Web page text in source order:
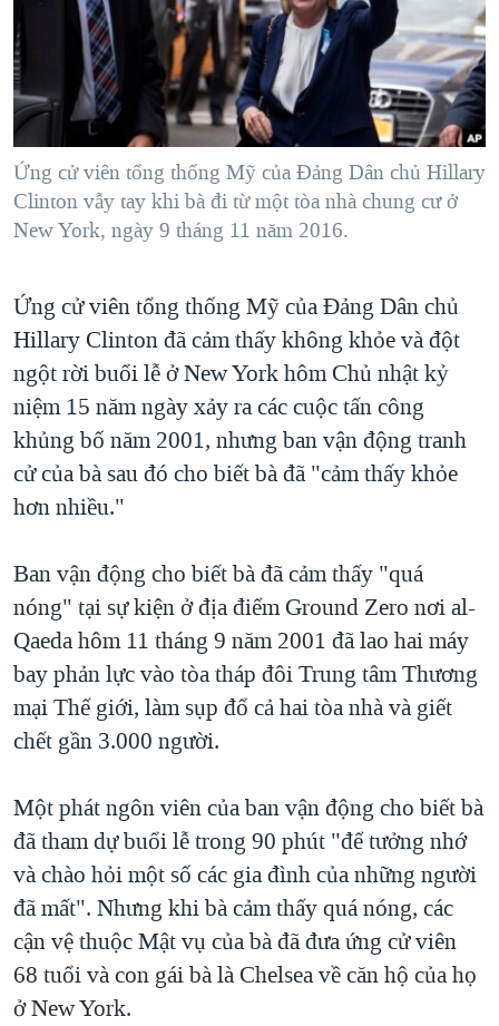
"Tìm"
NGƯỜI VIỆT HẢI NGOẠI
ĐỜI SỐNG
KINH TẾ
KHOA HỌC
SỨC KHOẺ
VĂN HOÁ
GIÁO DỤC
HÀNH TRÌNH BẦU CỬ 2024
MỘT NĂM CHIẾN TRANH TẠI DẢI GAZA
GIẢI MÃ VÀNH ĐAI & CON ĐƯỜNG
NGÀY TỊ NẠN THẾ GIỚI
TRỊNH VĨNH BÌNH - NGƯỜI HẠ 'BÊN THẮNG CUỘC'
GROUND ZERO – XƯA VÀ NAY
CÁC GIÁ TRỊ CỘNG HÒA Ở VIỆT NAM
THƯỢNG ĐỈNH TRUMP-KIM TẠI VIỆT NAM
TRỊNH VĨNH BÌNH VS. CHÍNH PHỦ VIỆT NAM
NGƯ DÂN VIỆT VÀ LÀN SÓNG TRỘM HẢI SÂM
BÊN KIA QUỐC LỘ: TIẾNG VỌNG TỪ NÔNG THÔN MỸ
MẠNG XÃ HỘI
Ngôn ngữ khác
Ứng cử viên tổng thống Mỹ của Đảng Dân chủ Hillary
Clinton vẫy tay khi bà đi từ một tòa nhà chung cư ở
New York, ngày 9 tháng 11 năm 2016.
Ứng cử viên tổng thống Mỹ của Đảng Dân chủ
Hillary Clinton đã cảm thấy không khỏe và đột
ngột rời buổi lễ ở New York hôm Chủ nhật kỷ
niệm 15 năm ngày xảy ra các cuộc tấn công
khủng bố năm 2001, nhưng ban vận động tranh
cử của bà sau đó cho biết bà đã "cảm thấy khỏe
hơn nhiều."
Ban vận động cho biết bà đã cảm thấy "quá
nóng" tại sự kiện ở địa điểm Ground Zero nơi al-
Qaeda hôm 11 tháng 9 năm 2001 đã lao hai máy
bay phản lực vào tòa tháp đôi Trung tâm Thương
mại Thế giới, làm sụp đổ cả hai tòa nhà và giết
chết gần 3.000 người.
Một phát ngôn viên của ban vận động cho biết bà
đã tham dự buổi lễ trong 90 phút "để tưởng nhớ
và chào hỏi một số các gia đình của những người
đã mất". Nhưng khi bà cảm thấy quá nóng, các
cận vệ thuộc Mật vụ của bà đã đưa ứng cử viên
68 tuổi và con gái bà là Chelsea về căn hộ của họ
ở New York.